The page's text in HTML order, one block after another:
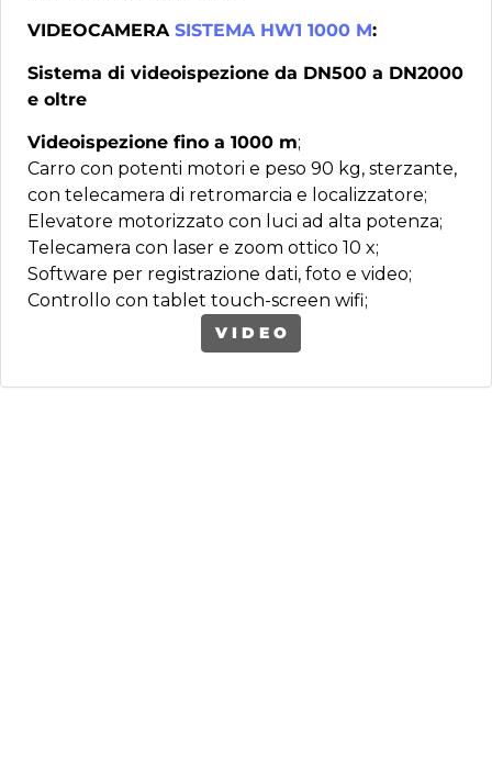
VIDEOCAMERA SISTEMA HW1 1000 M:
Sistema di videoispezione da DN500 a DN2000
e oltre
Videoispezione fino a 1000 m;
Carro con potenti motori e peso 90 kg, sterzante,
con telecamera di retromarcia e localizzatore;
Elevatore motorizzato con luci ad alta potenza;
Telecamera con laser e zoom ottico 10 x;
Software per registrazione dati, foto e video;
Controllo con tablet touch-screen wifi;
V I D E O